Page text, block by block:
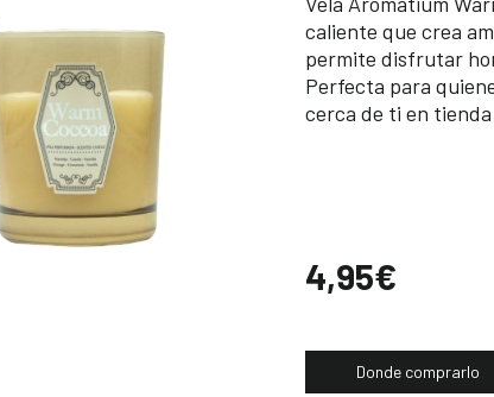
caliente que crea
permite disfrutar
Perfecta para
cerca de ti en
Precio
4,95€
Donde comprarlo